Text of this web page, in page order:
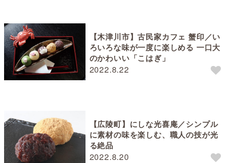
2022.8.22
【木津川市】古民家カフェ 蟹印／い
ろいろな味が一度に楽しめる 一口大
のかわいい「こはぎ」
2022.8.20
【広陵町】にしな光喜庵／シンプル
に素材の味を楽しむ、職人の技が光
る絶品